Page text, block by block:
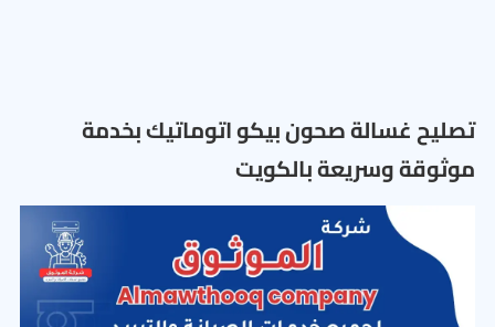
تصليح غسالة صحون بيكو اتوماتيك بخدمة
موثوقة وسريعة بالكويت